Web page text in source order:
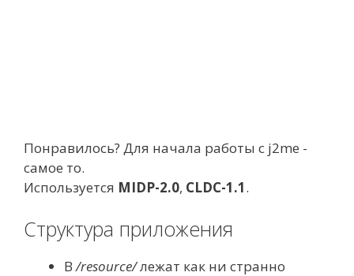
Понравилось? Для начала работы с j2me -
самое то.
Используется MIDP-2.0, CLDC-1.1.
Структура приложения
В/resource/лежат как ни странно